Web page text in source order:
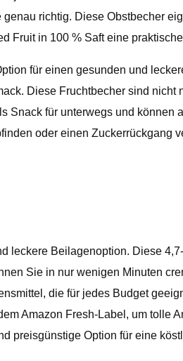
richtig. Diese Obstbecher
Fruit in 100 % Saft eine
für einen gesunden und
Diese Fruchtbecher sind
für unterwegs und
oder einen Zuckerrückgang
leckere Beilagenoption. Diese
Sie in nur wenigen Minuten
die für jedes Budget
Amazon Fresh-Label, um tolle
preisgünstige Option für eine